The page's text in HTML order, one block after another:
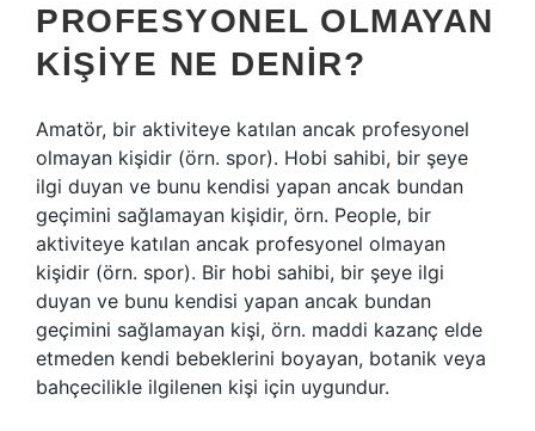
PROFESYONEL OLMAYAN
KIŞIYE NE DENIR?
Amatör, bir aktiviteye katılan ancak profesyonel
olmayan kişidir (örn. spor). Hobi sahibi, bir şeye
ilgi duyan ve bunu kendisi yapan ancak bundan
geçimini sağlamayan kişidir, örn. People, bir
aktiviteye katılan ancak profesyonel olmayan
kişidir (örn. spor). Bir hobi sahibi, bir şeye ilgi
duyan ve bunu kendisi yapan ancak bundan
geçimini sağlamayan kişi, örn. maddi kazanç elde
etmeden kendi bebeklerini boyayan, botanik veya
bahçecilikle ilgilenen kişi için uygundur.